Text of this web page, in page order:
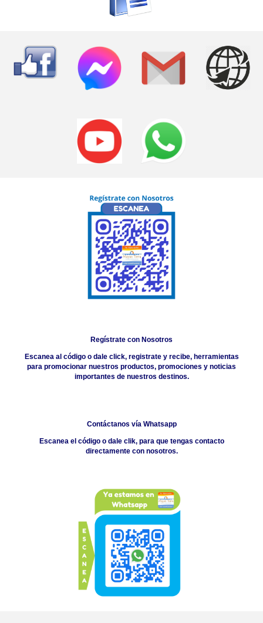
Regístrate con Nosotros
Escanea al código o dale click, registrate y recibe, herramientas
para promocionar nuestros productos, promociones y noticias
importantes de nuestros destinos.
Contáctanos vía Whatsapp
Escanea el código o dale clik, para que tengas contacto
directamente con nosotros.